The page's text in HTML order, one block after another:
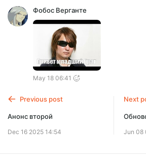
Фобос Верганте
May 18 06:41
Previous post
Анонс второй
Dec 16 2025 14:54
Next
Jun 08